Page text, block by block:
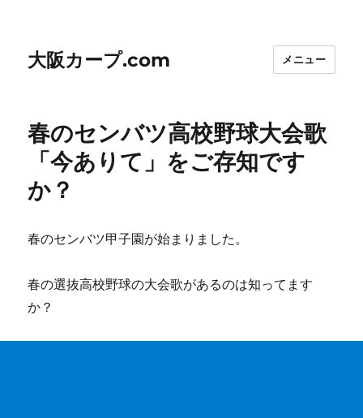
大阪カープ.com メニュー
春のセンバツ高校野球大会歌
「今ありて」をご存知です
か？
春のセンバツ甲子園が始まりました。
春の選抜高校野球の大会歌があるのは知ってます
か？